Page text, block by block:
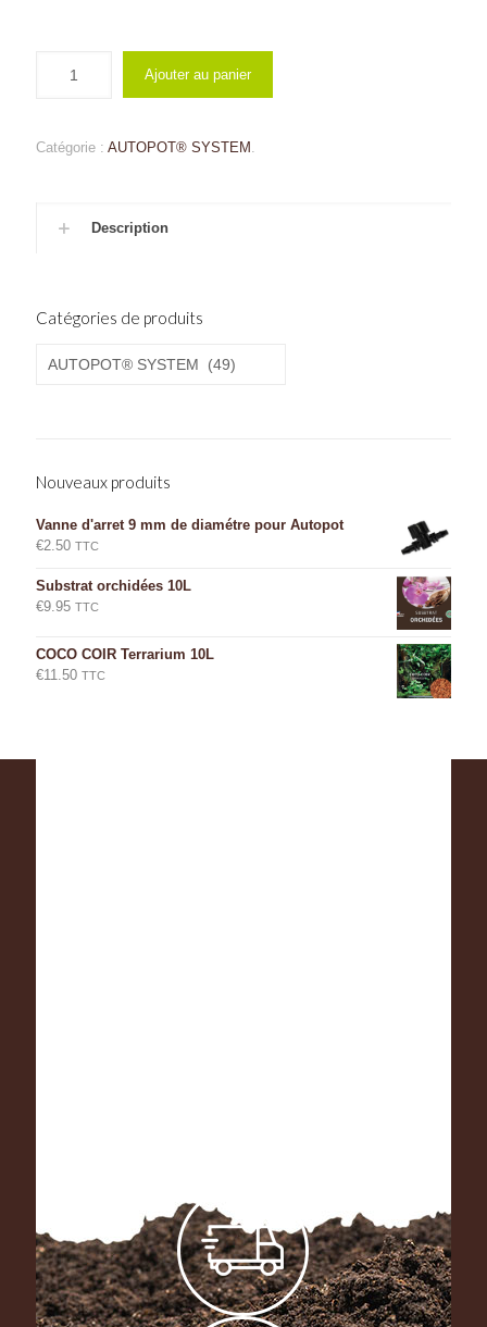
Ajouter au panier
Catégorie : AUTOPOT® SYSTEM
Description
Catégories de produits
Nouveaux produits
Vanne d'arret 9 mm de diamétre pour Autopot
€2.50 TTC
Substrat orchidées 10L
€9.95 TTC
COCO COIR Terrarium 10L
€11.50 TTC